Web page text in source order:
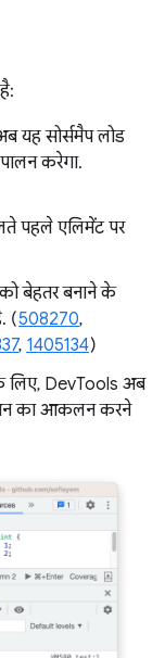
यह सोर्समैप लोड
करेगा.
पहले एलिमेंट पर
बेहतर बनाने के
(508270,
, 1405134)
लिए, DevTools अब
का आकलन करने